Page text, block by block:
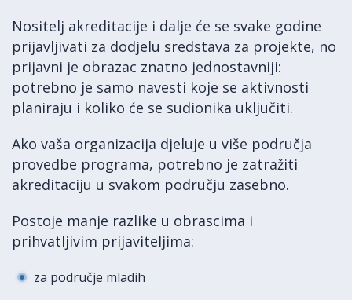
Nositelj akreditacije i dalje će se svake godine
prijavljivati za dodjelu sredstava za projekte, no
prijavni je obrazac znatno jednostavniji:
potrebno je samo navesti koje se aktivnosti
planiraju i koliko će se sudionika uključiti.
Ako vaša organizacija djeluje u više područja
provedbe programa, potrebno je zatražiti
akreditaciju u svakom području zasebno.
Postoje manje razlike u obrascima i
prihvatljivim prijaviteljima:
za područje mladih